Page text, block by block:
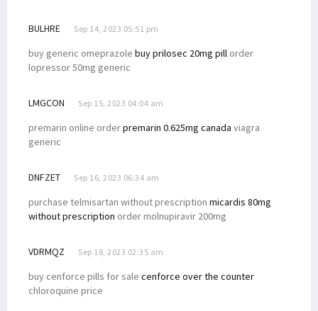
BULHRE Sep 14, 2023 05:51 pm
buy generic omeprazole buy prilosec 20mg pill order
lopressor 50mg generic
LMGCON Sep 15, 2023 04:04 am
premarin online orderpremarin 0.625mg canada viagra
generic
DNFZET Sep 16, 2023 06:34 am
purchase telmisartan without prescription micardis 80mg
without prescription order molnupiravir 200mg
VDRMQZ Sep 18, 2023 02:35 am
buy cenforce pills for sale cenforce over the counter
chloroquine price